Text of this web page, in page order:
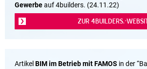
Gewerbeauf 4builders. (24.11.22)
ZUR 4BUILDERS.-
Artikel BIM im Betrieb mit FAMOS in der